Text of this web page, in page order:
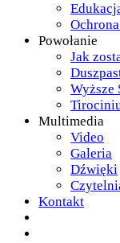
Powołanie
Jak
Wyższe
Multimedia
Video
Galeria
Dźwięki
Kontakt